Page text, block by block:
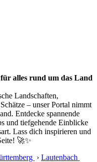
alles rund um das Land
Landschaften,
– unser Portal nimmt
Entdecke spannende
und tiefgehende Einblicke
Lass dich inspirieren und
🚀✨
› Lautenbach